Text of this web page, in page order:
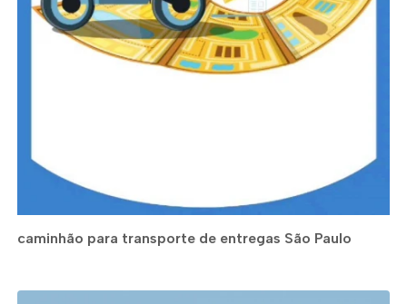
caminhão para transporte de entregas São Paulo